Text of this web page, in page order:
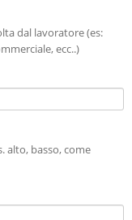
dal lavoratore (es:
ecc..)
alto, basso, come